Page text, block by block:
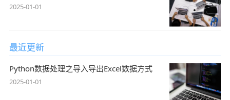
2025-01-01
最近更新
Python数据处理之导入导出Excel数据方式
2025-01-01